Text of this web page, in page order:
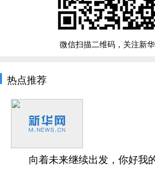
微信扫描二维码，关注新
热点推荐
向着未来继续出发，你好我